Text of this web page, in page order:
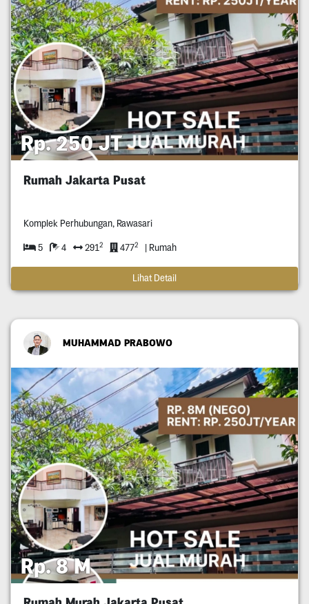
Rp. 250 JT
Rumah Jakarta Pusat
Komplek Perhubungan, Rawasari
5 4 2912 4772 | Rumah
Lihat Detail
MUHAMMAD PRABOWO
Rp. 8 M